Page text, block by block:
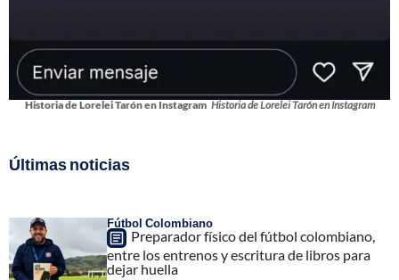
Historia de Lorelei Tarón en Instagram Historia de Lorelei Tarón en Instagram
Últimas noticias
Fútbol Colombiano
Preparador físico del fútbol colombiano,
entre los entrenos y escritura de libros para
dejar huella